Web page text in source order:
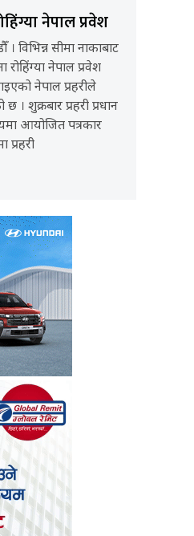
नेपाल प्रवेश
। विभिन्न सीमा नाकाबाट
रोहिंग्या नेपाल प्रवेश
नेपाल प्रहरीले
। शुक्रबार प्रहरी प्रधान
आयोजित पत्रकार
प्रहरी